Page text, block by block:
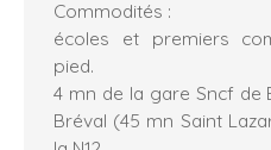
Commodités :
écoles et premiers
pied.
4 mn de la gare Sncf de
Bréval (45 mn Saint